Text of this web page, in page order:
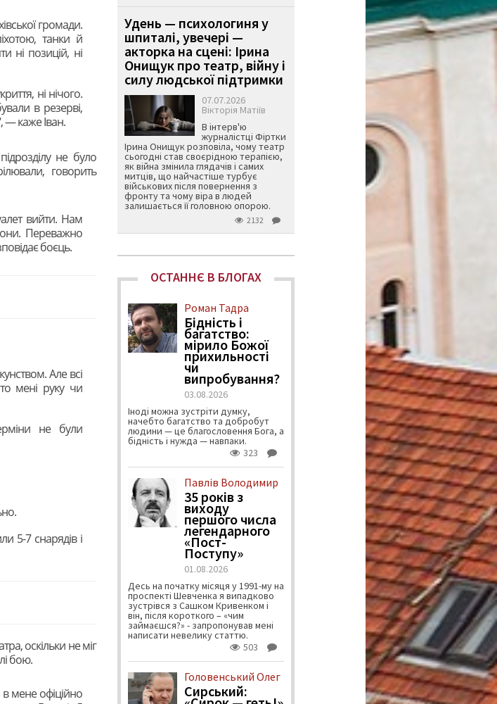
громади.
танки й
ні позицій, ні
ні нічого.
в резерві,
— каже Іван.
не було
говорить
вийти. Нам
Переважно
боєць.
Але всі
мені руку чи
не були
5-7 снарядів і
оскільки не міг
бою.
в мене офіційно
Удень — психологиня у
шпиталі, увечері —
акторка на сцені: Ірина
Онищук про театр, війну і
силу людської підтримки
07.07.2026
Вікторія Матіїв
В інтерв'ю
журналістці Фіртки
Ірина Онищук розповіла, чому театр
сьогодні став своєрідною терапією,
як війна змінила глядачів і самих
митців, що найчастіше турбує
військових після повернення з
фронту та чому віра в людей
залишається її головною опорою.
2132
ОСТАННЄ В БЛОГАХ
Роман Тадра
Бідність і
багатство:
мірило Божої
прихильності
чи
випробування?
03.08.2026
Іноді можна зустріти думку,
начебто багатство та добробут
людини — це благословення Бога, а
бідність і нужда — навпаки.
323
Павлів Володимир
35 років з
виходу
першого числа
легендарного
«Пост-
Поступу»
01.08.2026
Десь на початку місяця у 1991-му на
проспекті Шевченка я випадково
зустрівся з Сашком Кривенком і
він, після короткого – «чим
займаєшся?» - запропонував мені
написати невелику статтю.
503
Головенський Олег
Сирський: